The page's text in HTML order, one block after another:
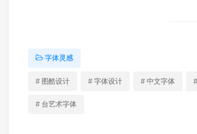
字体灵感
# 图酷设计 # 字体设计 # 中文字体
# 台艺术字体